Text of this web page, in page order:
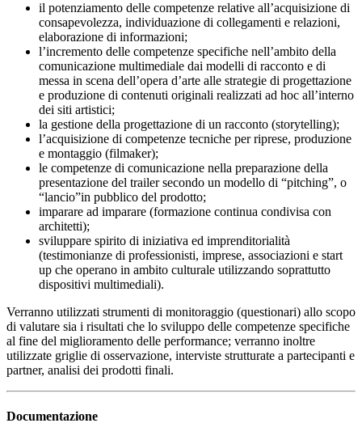
il potenziamento delle competenze relative all’acquisizione di
consapevolezza, individuazione di collegamenti e relazioni,
elaborazione di informazioni;
l’incremento delle competenze specifiche nell’ambito della
comunicazione multimediale dai modelli di racconto e di
messa in scena dell’opera d’arte alle strategie di progettazione
e produzione di contenuti originali realizzati ad hoc all’interno
dei siti artistici;
la gestione della progettazione di un racconto (storytelling);
l’acquisizione di competenze tecniche per riprese, produzione
e montaggio (filmaker);
le competenze di comunicazione nella preparazione della
presentazione del trailer secondo un modello di “pitching”, o
“lancio”in pubblico del prodotto;
imparare ad imparare (formazione continua condivisa con
architetti);
sviluppare spirito di iniziativa ed imprenditorialità
(testimonianze di professionisti, imprese, associazioni e start
up che operano in ambito culturale utilizzando soprattutto
dispositivi multimediali).
Verranno utilizzati strumenti di monitoraggio (questionari) allo scopo
di valutare sia i risultati che lo sviluppo delle competenze specifiche
al fine del miglioramento delle performance; verranno inoltre
utilizzate griglie di osservazione, interviste strutturate a partecipanti e
partner, analisi dei prodotti finali.
Documentazione